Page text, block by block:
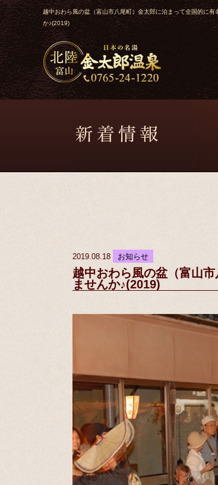
越中おわら風の盆（富山市八尾町）金太郎に泊まって全国的に有
か♪(2019)
2019.08.18 お知らせ
越中おわら風の盆（富山
ませんか♪(2019)